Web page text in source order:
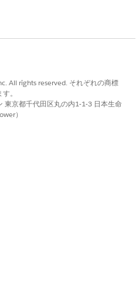
ると、バックグラウンド同期が
タイマーが正常に動作するよ
の設定に従ってセッションが期
All rights reserved. それぞれの商標
。
東京都千代田区丸の内1-1-3 日本生命
）